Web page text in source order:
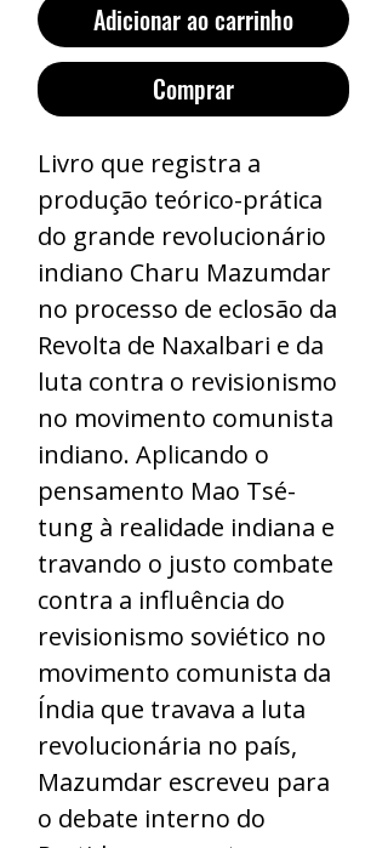
Adicionar ao carrinho
Comprar
Livro que registra a
produção teórico-prática
do grande revolucionário
indiano Charu Mazumdar
no processo de eclosão da
Revolta de Naxalbari e da
luta contra o revisionismo
no movimento comunista
indiano. Aplicando o
pensamento Mao Tsé-
tung à realidade indiana e
travando o justo combate
contra a influência do
revisionismo soviético no
movimento comunista da
Índia que travava a luta
revolucionária no país,
Mazumdar escreveu para
o debate interno do